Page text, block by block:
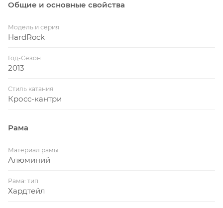
Общие и основные свойства
Модель и серия
HardRock
Год-Сезон
2013
Стиль катания
Кросс-кантри
Рама
Материал рамы
Алюминий
Рама: тип
Хардтейл